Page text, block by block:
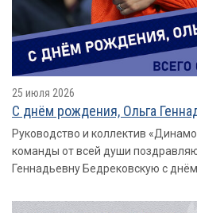
25 июля 2026
С днём рождения, Ольга
Руководство и коллектив
команды от всей души
Геннадьевну Бедрековскую с